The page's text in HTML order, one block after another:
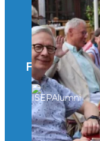
🥳 Le 22
en Suisse
retrouvailles
Merci à tous
CHEA pour
il y a 3 mois
Voir sur
Facebook